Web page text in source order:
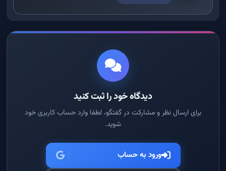
دیدگاه خود را ثبت کنید
برای ارسال نظر و مشارکت در گفتگو، لطفا وارد حساب کاربری خود
شوید.
ورود به حساب